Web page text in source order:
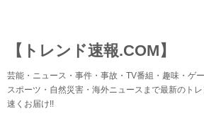
【トレンド速報.COM】
芸能・ニュース・事件・事故・TV番組・趣味・ゲ
スポーツ・自然災害・海外ニュースまで最新のト
速くお届け!!